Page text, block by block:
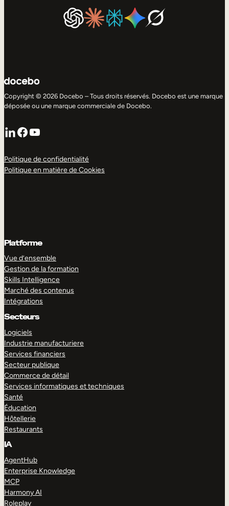
Copyright © 2026 Docebo – Tous droits réservés. Docebo est une marque
déposée ou une marque commerciale de Docebo.
LinkedIn
Facebook
YouTube
Politique de confidentialité
Politique en matière de Cookies
Platforme
Vue d’ensemble
Gestion de la formation
Skills Intelligence
Marché des contenus
Intégrations
Secteurs
Logiciels
Industrie manufacturiere
Services financiers
Secteur publique
Commerce de détail
Services informatiques et techniques
Santé
Éducation
Hôtellerie
Restaurants
IA
AgentHub
Enterprise Knowledge
MCP
Harmony AI
Roleplay